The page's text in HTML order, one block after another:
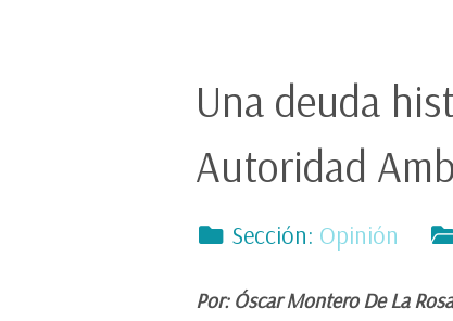
Una deuda
Autoridad
Sección: Opinión
Por: Óscar Montero De La